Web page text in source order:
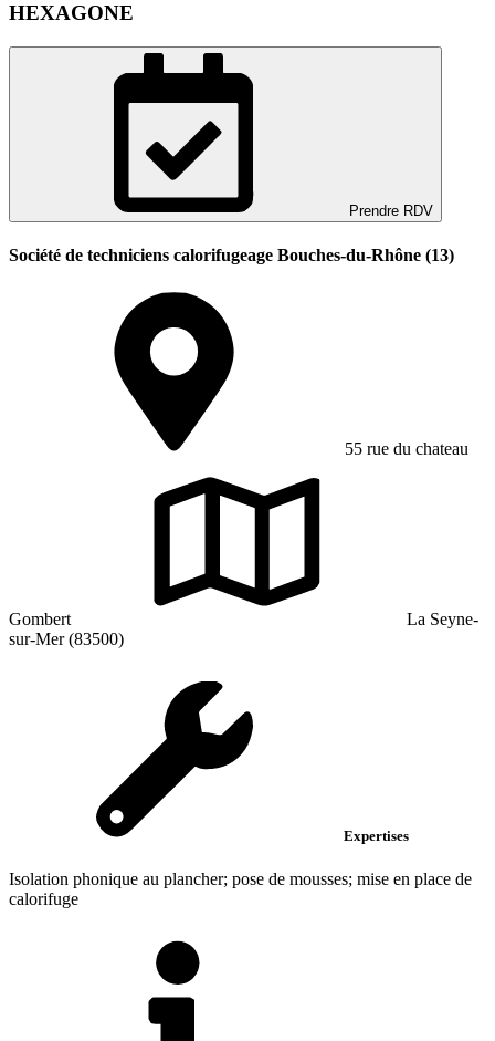
HEXAGONE
Prendre RDV
Société de techniciens calorifugeage Bouches-du-Rhône (13)
55 rue du chateau
Gombert
La Seyne-
sur-Mer (83500)
Expertises
Isolation phonique au plancher; pose de mousses; mise en place de
calorifuge